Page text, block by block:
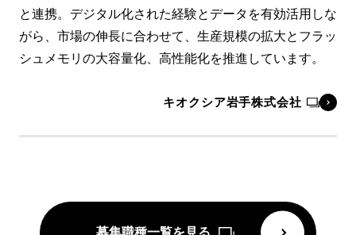
と連携。デジタル化された経験とデータを有効活用しな
がら、市場の伸長に合わせて、生産規模の拡大とフラッ
シュメモリの大容量化、高性能化を推進しています。
キオクシア岩手株式会社
募集職種一覧を見る